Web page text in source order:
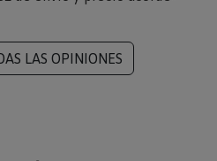
LAS OPINIONES